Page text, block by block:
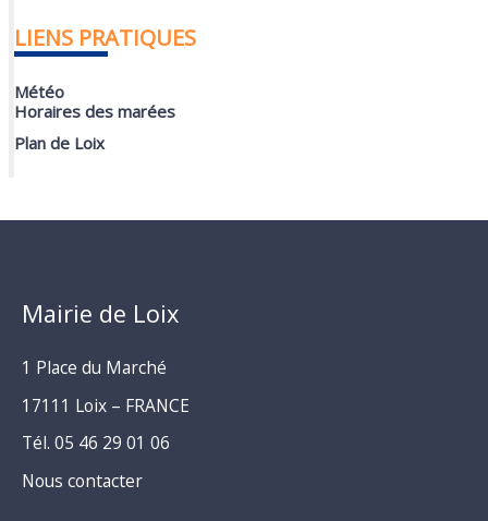
LIENS PRATIQUES
Météo
Horaires des marées
Plan de Loix
Mairie de Loix
1 Place du Marché
17111 Loix – FRANCE
Tél. 05 46 29 01 06
Nous contacter